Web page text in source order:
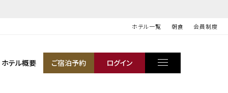
ホテル一覧 朝食 会員制度
ホテル概要 ご宿泊予約 ログイン